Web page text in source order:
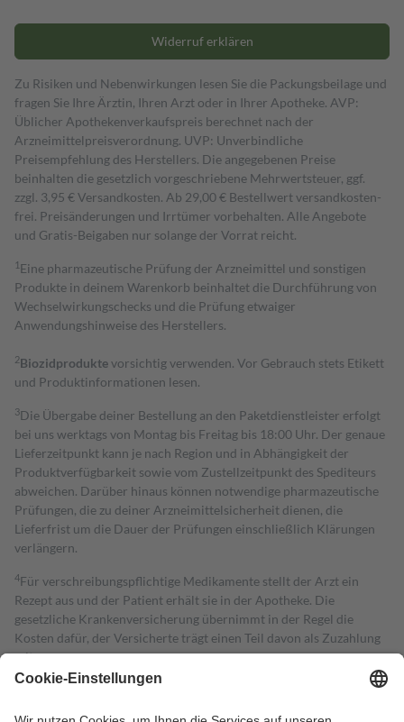
Widerruf erklären
Zu Risiken und Nebenwirkungen lesen Sie die Packungsbeilage und
fragen Sie Ihre Ärztin, Ihren Arzt oder in Ihrer Apotheke. AVP:
Üblicher Apothekenverkaufspreis berechnet nach der
Arzneimittelpreisverordnung. UVP: Unverbindliche
Preisempfehlung des Herstellers. Die angegebenen Preise
beinhalten die gesetzlich vorgeschriebene Mehrwertsteuer, ggf.
zzgl. 3,95 € Versandkosten. Ab 29,00 € Bestell­wert versand­kosten­
frei. Preisänderungen und Irrtümer vorbehalten. Alle Angebote
und Gratis-Beigaben nur solange der Vorrat reicht.
1 Eine pharmazeutische Prüfung der Arzneimittel und sonstigen
Produkte in deinem Warenkorb beinhaltet die Durchführung von
Wechselwirkungschecks und die Prüfung etwaiger
Anwendungshinweise des Herstellers.
2Biozidproduktevorsichtig verwenden. Vor Gebrauch stets Etikett
und Produktinformationen lesen.
3Die Übergabe deiner Bestellung an den Paketdienstleister erfolgt
bei uns werktags von Montag bis Freitag bis 18:00 Uhr. Der genaue
Lieferzeitpunkt kann je nach Region und in Abhängigkeit der
Produktverfügbarkeit sowie vom Zustellzeitpunkt des Spediteurs
abweichen. Darüber hinaus können notwendige pharmazeutische
Prüfungen, die zu deiner Arzneimittelsicherheit dienen, die
Lieferfrist um die Dauer der Prüfungen einschließlich Klärungen
verlängern.
4Für verschreibungspflichtige Medikamente stellt der Arzt ein
Rezept aus und der Patient erhält sie in der Apotheke. Die
gesetzliche Krankenversicherung übernimmt in der Regel die
Kosten dafür, der Versicherte trägt einen Teil davon als Zuzahlung
mit.
Grundsätzlich leisten Mitglieder Zuzahlungen in Höhe von zehn
höchstens zehn Euro.
Es sind jedoch nie mehr als die tatsächlichen